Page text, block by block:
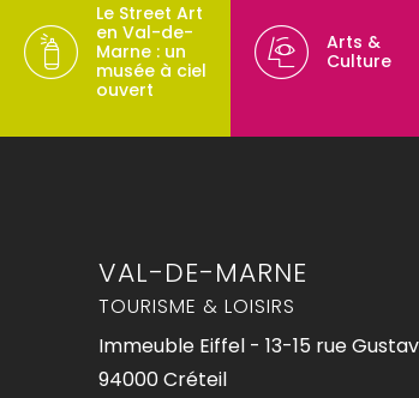
Le Street Art
en Val-de-
Marne : un
musée à ciel
ouvert
Arts &
Culture
VAL-DE-MARNE
TOURISME & LOISIRS
Immeuble Eiffel - 13-15 rue
94000 Créteil